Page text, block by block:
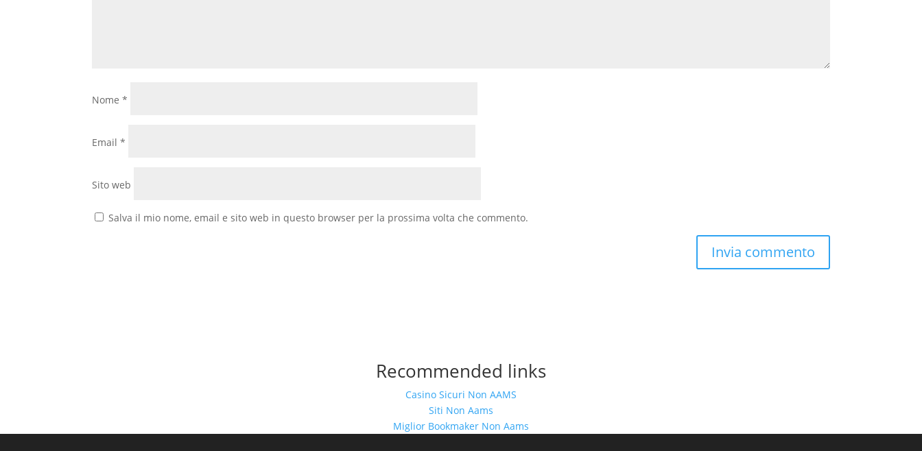
Nome*
Email*
Sito web
Salva il mio nome, email e sito web in questo browser per la prossima volta che commento.
Recommended links
Casino Sicuri Non AAMS
Siti Non Aams
Miglior Bookmaker Non Aams